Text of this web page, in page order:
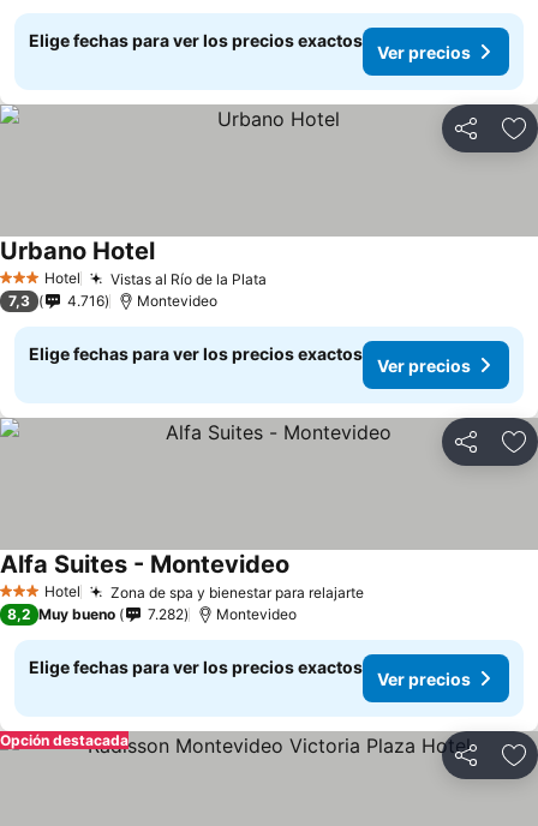
Elige fechas para ver los precios exactos
Ver precios
Compartir
3 Estrellas
Hotel Vistas al Río de la Plata
Urbano HotelVer precios
7,3 4.716 Montevideo
Elige fechas para ver los precios exactos
Ver precios
Compartir
3 Estrellas
Hotel Zona de spa y bienestar para relajarteVer precios
Alfa Suites - Montevideo
8,2 Muy bueno 7.282 Montevideo
Elige fechas para ver los precios exactos
Ver precios
Compartir
Opción destacada